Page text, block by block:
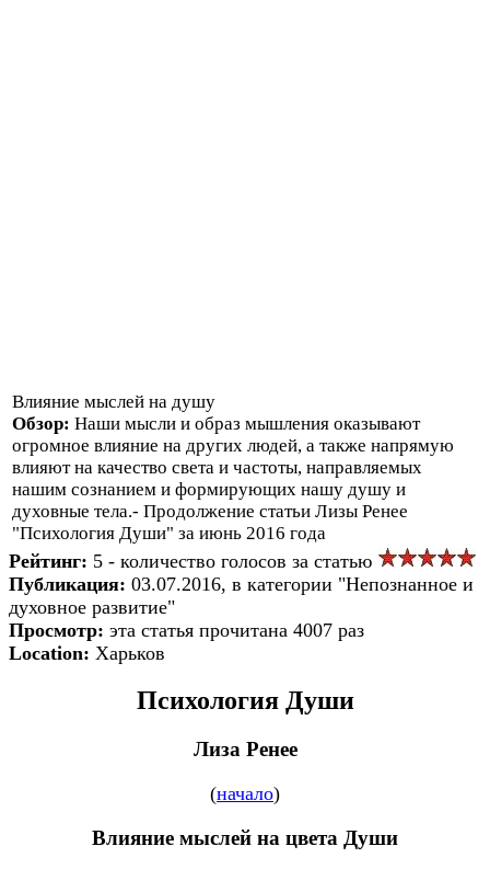
Влияние мыслей на душу
Обзор: Наши мысли и образ мышления оказывают
огромное влияние на других людей, а также напрямую
влияют на качество света и частоты, направляемых
нашим сознанием и формирующих нашу душу и
духовные тела.- Продолжение статьи Лизы Ренее
"Психология Души" за июнь 2016 года
Рейтинг: 5 - количество голосов за статью
Публикация: 03.07.2016, в категории "Непознанное и
духовное развитие"
Просмотр: эта статья прочитана 4007 раз
Location: Харьков
Психология Души
Лиза Ренее
(начало)
Влияние мыслей на цвета Души